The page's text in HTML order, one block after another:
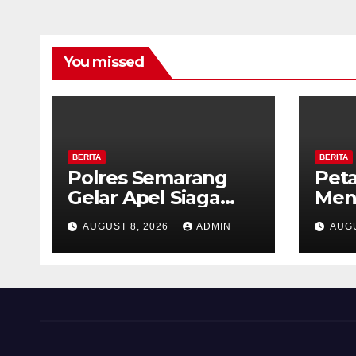
You missed
BERITA
Polres Semarang
Gelar Apel Siaga
Karhutla, Kapolres
Tekankan Sinergi
dan Kesiapsiagaan
AUGUST 8, 2026 ADMIN
BERITA